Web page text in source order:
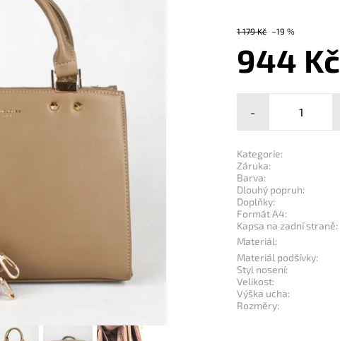
1 179 Kč –19 %
944 Kč
-
Kategorie:
Záruka:
Barva:
Dlouhý popruh:
Doplňky:
Formát A4:
Kapsa na zadní straně:
Materiál:
Materiál podšívky:
Styl nosení:
Velikost:
Výška ucha:
Rozměry: